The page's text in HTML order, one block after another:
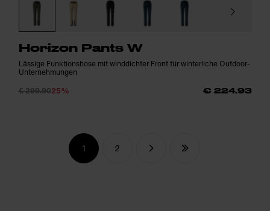
Horizon Pants W
Lässige Funktionshose mit winddichter Front für winterliche Outdoor-
Unternehmungen
€ 299.9025% € 224.93
1 2